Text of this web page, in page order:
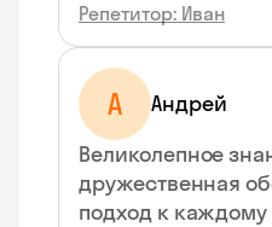
Репетитор: Иван
А
Андрей
Великолепное
дружественная
подход к каждому